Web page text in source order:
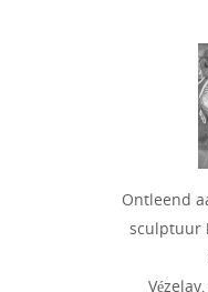
Ontleend
sculptuur